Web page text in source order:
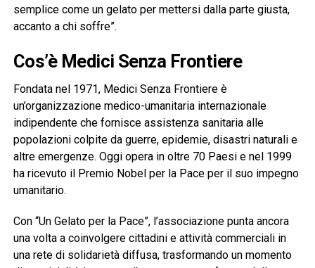
semplice come un gelato per mettersi dalla parte giusta,
accanto a chi soffre”.
Cos’è Medici Senza Frontiere
Fondata nel 1971, Medici Senza Frontiere è
un’organizzazione medico-umanitaria internazionale
indipendente che fornisce assistenza sanitaria alle
popolazioni colpite da guerre, epidemie, disastri naturali e
altre emergenze. Oggi opera in oltre 70 Paesi e nel 1999
ha ricevuto il Premio Nobel per la Pace per il suo impegno
umanitario.
Con “Un Gelato per la Pace”, l’associazione punta ancora
una volta a coinvolgere cittadini e attività commerciali in
una rete di solidarietà diffusa, trasformando un momento